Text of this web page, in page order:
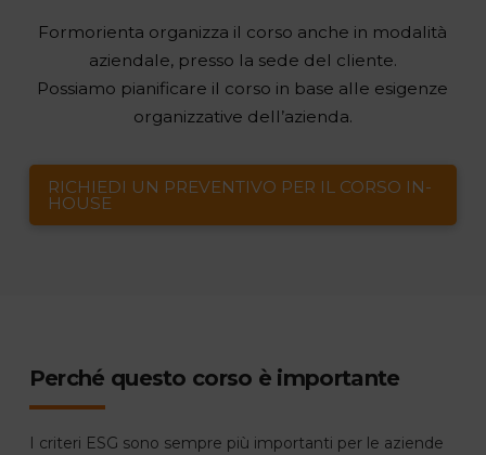
Formorienta organizza il corso anche in modalità
aziendale, presso la sede del cliente.
Possiamo pianificare il corso in base alle esigenze
organizzative dell’azienda.
RICHIEDI UN PREVENTIVO PER IL CORSO IN-
HOUSE
Perché questo corso è importante
I criteri ESG sono sempre più importanti per le aziende